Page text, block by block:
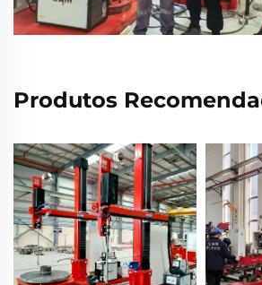
Produtos